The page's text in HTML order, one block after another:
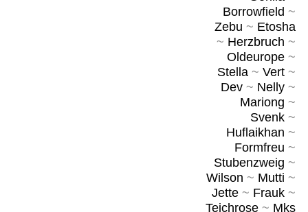
Borrowfield ~
Zebu ~ Etosha
~ Herzbruch ~
Oldeurope~
Stella~ Vert~
Dev~ Nelly~
Mariong ~
Svenk~
Huflaikhan ~
Formfreu ~
Stubenzweig ~
Wilson ~ Mutti ~
Jette~ Frauk~
Teichrose~ Mks